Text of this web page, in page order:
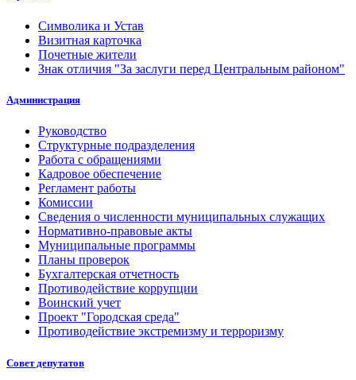
Символика и Устав
Визитная карточка
Почетные жители
Знак отличия "За заслуги перед Центральным районом"
Администрация
Руководство
Структурные подразделения
Работа с обращениями
Кадровое обеспечение
Регламент работы
Комиссии
Сведения о численности муниципальных служащих
Нормативно-правовые акты
Муниципальные программы
Планы проверок
Бухгалтерская отчетность
Противодействие коррупции
Воинский учет
Проект "Городская среда"
Противодействие экстремизму и терроризму
Совет депутатов